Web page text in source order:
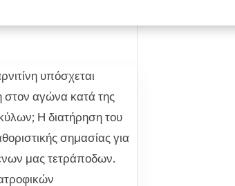
υπόσχεται
στον αγώνα κατά της
Η διατήρηση του
σημασίας για
μας τετράποδων.